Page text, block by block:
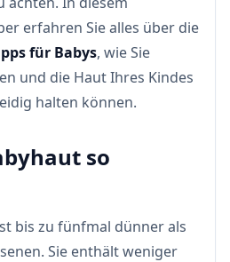
erfahren Sie alles über die
für Babys, wie Sie
und die Haut Ihres Kindes
halten können.
so
bis zu fünfmal dünner als
Sie enthält weniger